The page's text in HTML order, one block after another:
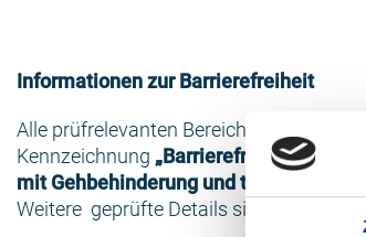
Informationen zur Barrierefreiheit
Alle prüfrelevanten Bereiche erfüllen die
Kennzeichnung „Barrierefreiheit
mit Gehbehinderung und teilweise
Weitere geprüfte Details sind zu finden